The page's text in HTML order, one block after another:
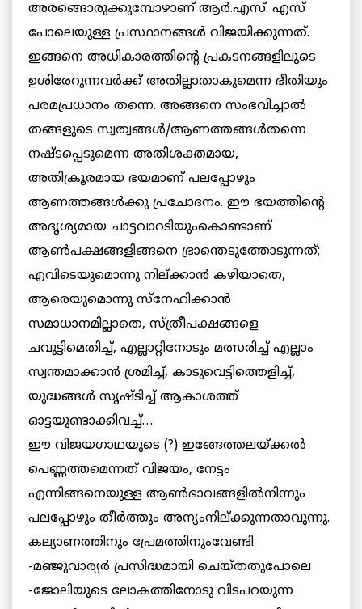
അരങ്ങൊരുക്കുമ്പോഴാണ് ആര്‍.എസ്. എസ്
പോലെയുള്ള പ്രസ്ഥാനങ്ങള്‍ വിജയിക്കുന്നത്.
ഇങ്ങനെ അധികാരത്തിന്റെ പ്രകടനങ്ങളിലൂടെ
ഉശിരേറുന്നവര്‍ക്ക് അതില്ലാതാകുമെന്ന ഭീതിയും
പരമപ്രധാനം തന്നെ. അങ്ങനെ സംഭവിച്ചാല്‍
തങ്ങളുടെ സ്വത്വങ്ങള്‍/ആണത്തങ്ങള്‍തന്നെ
നഷ്ടപ്പെടുമെന്ന അതിശക്തമായ,
അതിക്രൂരമായ ഭയമാണ് പലപ്പോഴും
ആണത്തങ്ങള്‍ക്കു പ്രചോദനം. ഈ ഭയത്തിന്റെ
അദൃശ്യമായ ചാട്ടവാറടിയുംകൊണ്ടാണ്
ആണ്‍പക്ഷങ്ങളിങ്ങനെ ഭ്രാന്തെടുത്തോടുന്നത്;
എവിടെയുമൊന്നു നില്ക്കാന്‍ കഴിയാതെ,
ആരെയുമൊന്നു സ്‌നേഹിക്കാന്‍
സമാധാനമില്ലാതെ, സ്ത്രീപക്ഷങ്ങളെ
ചവുട്ടിമെതിച്ച്, എല്ലാറ്റിനോടും മത്സരിച്ച് എല്ലാം
സ്വന്തമാക്കാന്‍ ശ്രമിച്ച്, കാടുവെട്ടിത്തെളിച്ച്,
യുദ്ധങ്ങള്‍ സൃഷ്ടിച്ച് ആകാശത്ത്
ഓട്ടയുണ്ടാക്കിവച്ച്…
ഈ വിജയഗാഥയുടെ (?) ഇങ്ങേത്തലയ്ക്കല്‍
പെണ്ണത്തമെന്നത് വിജയം, നേട്ടം
എന്നിങ്ങനെയുള്ള ആണ്‍ഭാവങ്ങളില്‍നിന്നും
പലപ്പോഴും തീര്‍ത്തും അന്യംനില്ക്കുന്നതാവുന്നു.
കല്യാണത്തിനും പ്രേമത്തിനുംവേണ്ടി
-മഞ്ജുവാര്യര്‍ പ്രസിദ്ധമായി ചെയ്തതുപോലെ
-ജോലിയുടെ ലോകത്തിനോടു വിടപറയുന്ന